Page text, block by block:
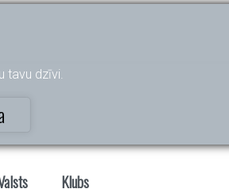
tavu dzīvi.
Klubs